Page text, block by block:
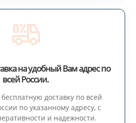
на удобный Вам адрес по
всей России.
доставку по всей
по указанному адресу, с
и надежности.